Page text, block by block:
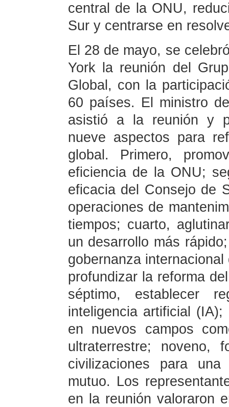
central de la ONU,
Sur y centrarse en
El 28 de mayo, se
York la reunión del
Global, con la
60 países. El ministro
asistió a la reunión y
nueve aspectos para
global. Primero,
eficiencia de la ONU;
eficacia del Consejo de
operaciones de
tiempos; cuarto,
un desarrollo más
gobernanza
profundizar la reforma
séptimo, establecer
inteligencia artificial
en nuevos campos
ultraterrestre; noveno,
civilizaciones para
mutuo. Los
en la reunión valoraron